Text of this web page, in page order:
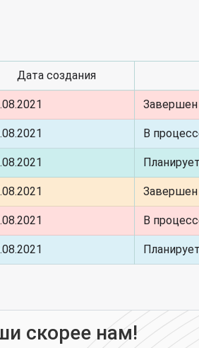
Дата создания
Завершен
В
Завершен
В
скорее нам!